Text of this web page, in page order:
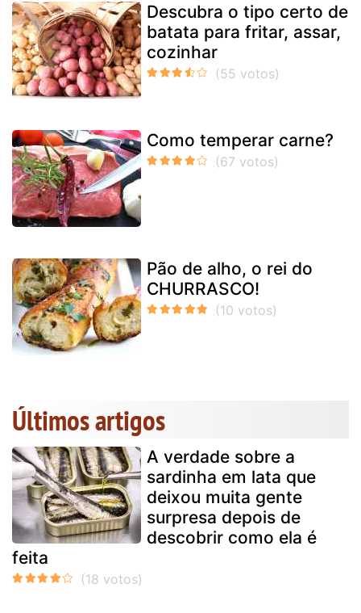
Descubra o tipo certo de
batata para fritar, assar,
cozinhar
Como temperar carne?
Pão de alho, o rei do
CHURRASCO!
Últimos artigos
A verdade sobre a
sardinha em lata que
deixou muita gente
surpresa depois de
descobrir como ela é
feita